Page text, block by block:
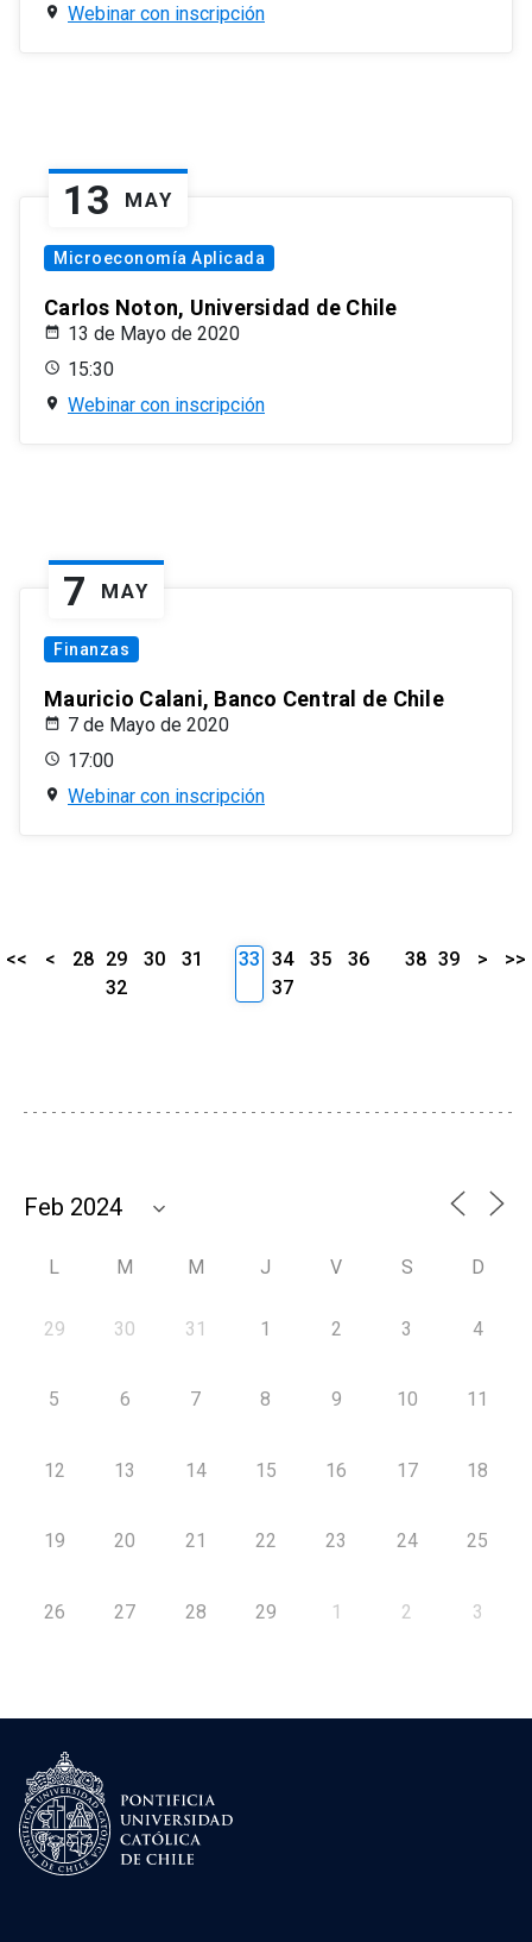
Webinar con inscripción
13 MAY
Microeconomía Aplicada
Carlos Noton, Universidad de Chile
13 de Mayo de 2020
15:30
Webinar con inscripción
7 MAY
Finanzas
Mauricio Calani, Banco Central de Chile
7 de Mayo de 2020
17:00
Webinar con inscripción
<< < 28 29 30
31
32
33 34 35
36
37
38 39 > >>
L M M J V S D
29 30 31 1 2 3 4
5 6 7 8 9 10 11
12 13 14 15 16 17 18
19 20 21 22 23 24 25
26 27 28 29 1 2 3